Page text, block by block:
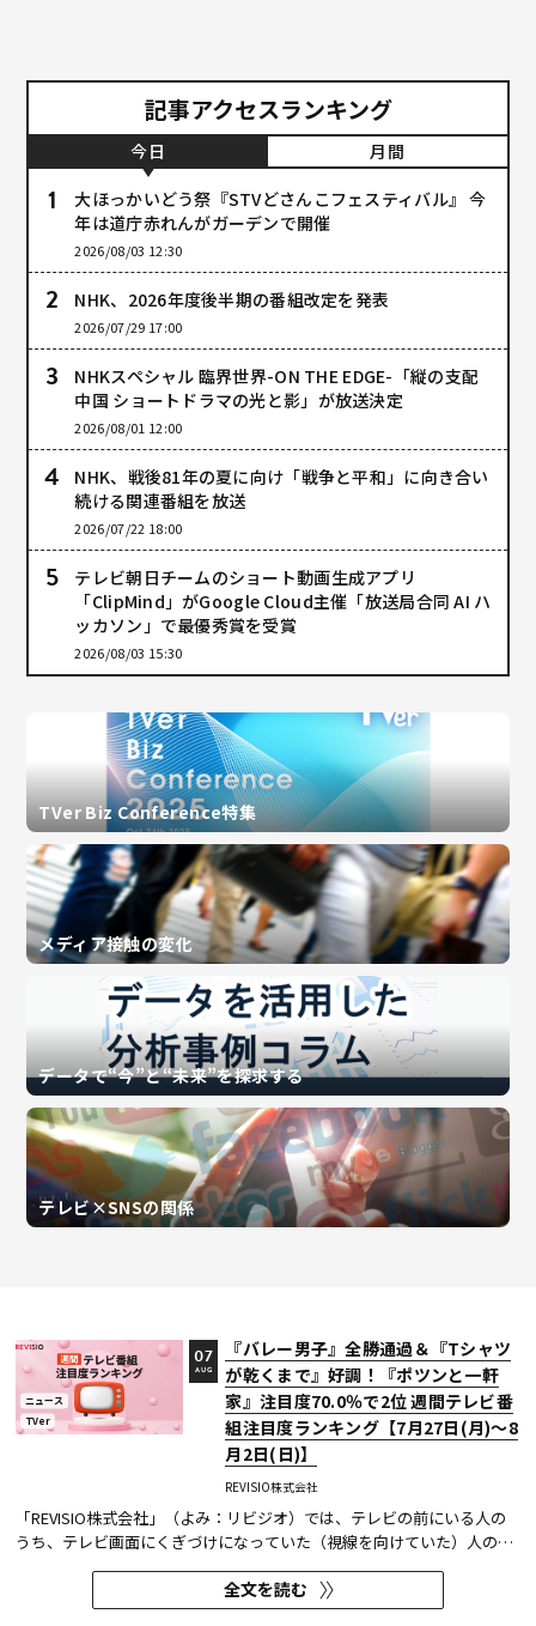
記事アクセスランキング
今日
月間
大ほっかいどう祭『STVどさんこフェスティバル』 今
年は道庁赤れんがガーデンで開催
2026/08/03 12:30
NHK、2026年度後半期の番組改定を発表
2026/07/29 17:00
NHKスペシャル 臨界世界-ON THE EDGE-「縦の支配
中国 ショートドラマの光と影」が放送決定
2026/08/01 12:00
NHK、戦後81年の夏に向け「戦争と平和」に向き合い
続ける関連番組を放送
2026/07/22 18:00
テレビ朝日チームのショート動画生成アプリ
「ClipMind」がGoogle Cloud主催「放送局合同 AI ハ
ッカソン」で最優秀賞を受賞
2026/08/03 15:30
TVer Biz Conference特集
メディア接触の変化
データで“今”と“未来”を探求する
テレビ×SNSの関係
ニュース
TVer
『バレー男子』全勝通過＆『Tシャツ
が乾くまで』好調！『ポツンと一軒
家』注目度70.0％で2位 週間テレビ番
組注目度ランキング【7月27日(月)～8
月2日(日)】
REVISIO株式会社
07
AUG
「REVISIO株式会社」（よみ：リビジオ）では、テレビの前にいる人の
うち、テレビ画面にくぎづけになっていた（視線を向けていた）人の割
合がわかる「注目度」を用いて、「個人全体」ならびにREVISIOで定義
した「コア視聴層（男女13歳～49歳）」のテレビ番組ランキングを公開
している。
全文を読む